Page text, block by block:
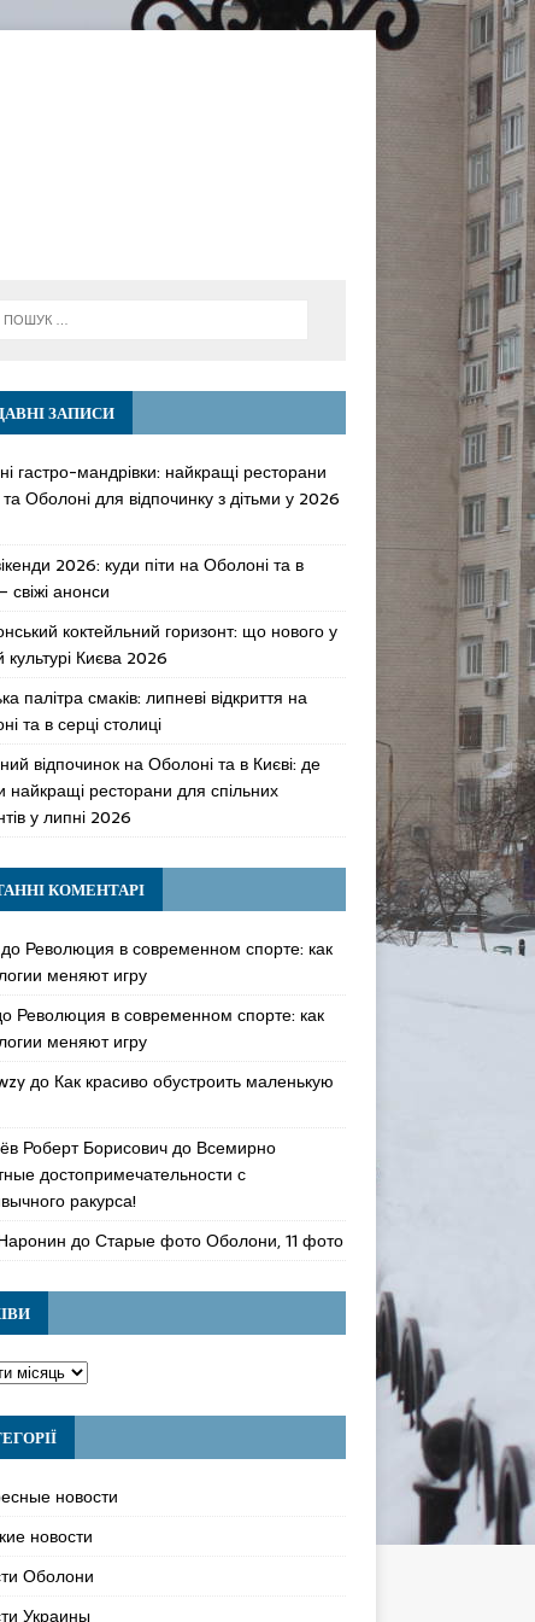
ЗАПИСИ
гастро-мандрівки: найкращі ресторани
Оболоні для відпочинку з дітьми у 2026
2026: куди піти на Оболоні та в
свіжі анонси
коктейльний горизонт: що нового у
культурі Києва 2026
палітра смаків: липневі відкриття на
та в серці столиці
відпочинок на Оболоні та в Києві: де
найкращі ресторани для спільних
у липні 2026
КОМЕНТАРІ
Революция в современном спорте: как
меняют игру
Революция в современном спорте: как
меняют игру
до Как красиво обустроить маленькую
Роберт Борисовичдо Всемирно
достопримечательности с
ракурса!
доСтарые фото Оболони, 11 фото
новости
новости
Оболони
Украины